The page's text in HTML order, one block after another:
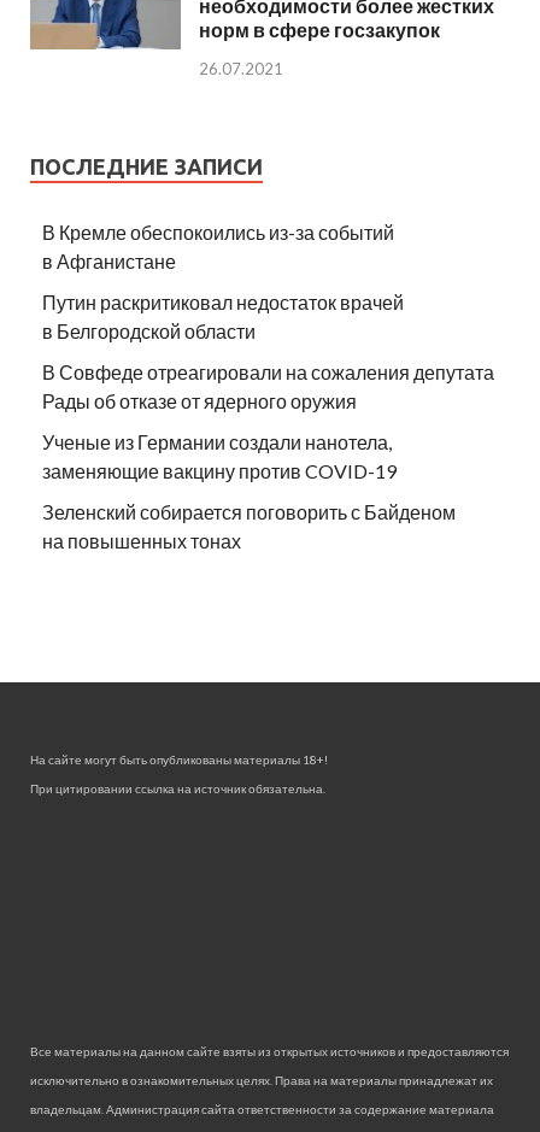
необходимости более жестких
норм в сфере госзакупок
26.07.2021
ПОСЛЕДНИЕ ЗАПИСИ
В Кремле обеспокоились из-за событий
в Афганистане
Путин раскритиковал недостаток врачей
в Белгородской области
В Совфеде отреагировали на сожаления депутата
Рады об отказе от ядерного оружия
Ученые из Германии создали нанотела,
заменяющие вакцину против COVID-19
Зеленский собирается поговорить с Байденом
на повышенных тонах
На сайте могут быть опубликованы материалы 18+!
При цитировании ссылка на источник обязательна.
Все материалы на данном сайте взяты из открытых источников и предоставляются
исключительно в ознакомительных целях. Права на материалы принадлежат их
владельцам. Администрация сайта ответственности за содержание материала